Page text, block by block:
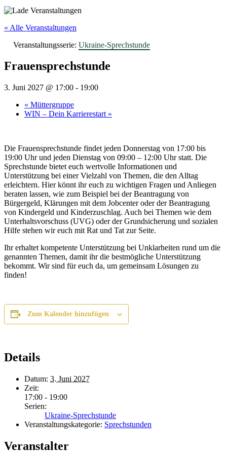
« Alle Veranstaltungen
Veranstaltungsserie: Ukraine-Sprechstunde
Frauensprechstunde
3. Juni 2027 @ 17:00 - 19:00
« Müttergruppe
WIN – Dein Karrierestart »
Die Frauensprechstunde findet jeden Donnerstag von 17:00 bis
19:00 Uhr und jeden Dienstag von 09:00 – 12:00 Uhr statt. Die
Sprechstunde bietet euch wertvolle Informationen und
Unterstützung bei einer Vielzahl von Themen, die den Alltag
erleichtern. Hier könnt ihr euch zu wichtigen Fragen und Anliegen
beraten lassen, wie zum Beispiel bei der Beantragung von
Bürgergeld, Klärungen mit dem Jobcenter oder der Beantragung
von Kindergeld und Kinderzuschlag. Auch bei Themen wie dem
Unterhaltsvorschuss (UVG) oder der Grundsicherung und sozialen
Hilfe stehen wir euch mit Rat und Tat zur Seite.
Ihr erhaltet kompetente Unterstützung bei Unklarheiten rund um die
genannten Themen, damit ihr die bestmögliche Unterstützung
bekommt. Wir sind für euch da, um gemeinsam Lösungen zu
finden!
Zum Kalender hinzufügen
Details
Datum: 3. Juni 2027
Zeit:
17:00 - 19:00
Serien:
Ukraine-Sprechstunde
Veranstaltungskategorie: Sprechstunden
Veranstalter